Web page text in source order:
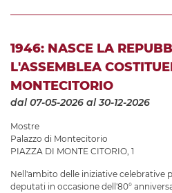
1946: NASCE LA
L'ASSEMBLEA
MONTECITORIO
dal 07-05-2026 al 30-12-2026
Mostre
Palazzo di Montecitorio
PIAZZA DI MONTE CITORIO, 1
Nell'ambito delle iniziative celebrative
deputati in occasione dell'80°